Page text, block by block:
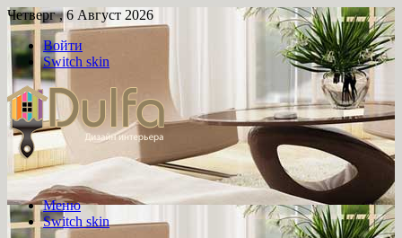
Четверг , 6 Август 2026
Войти
Switch skin
Меню
Switch skin